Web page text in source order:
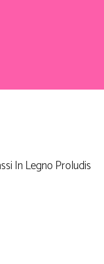
In Legno Proludis